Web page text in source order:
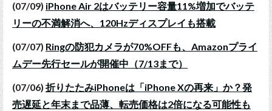
(07/09) iPhone Air 2はバッテリー容量11%増加でバッテ
リーの不満解消へ、120Hzディスプレイも搭載
(07/07) Ringの防犯カメラが70%OFFも、Amazonプライ
ムデー先行セールが開催中（7/13まで）
(07/06) 折りたたみiPhoneは「iPhone Xの再来」か？発
売遅延と年末まで品薄、転売価格は2倍になる可能性も